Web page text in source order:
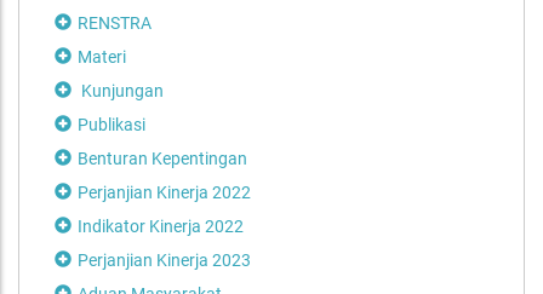
RENSTRA
Materi
Kunjungan
Publikasi
Benturan Kepentingan
Perjanjian Kinerja 2022
Indikator Kinerja 2022
Perjanjian Kinerja 2023